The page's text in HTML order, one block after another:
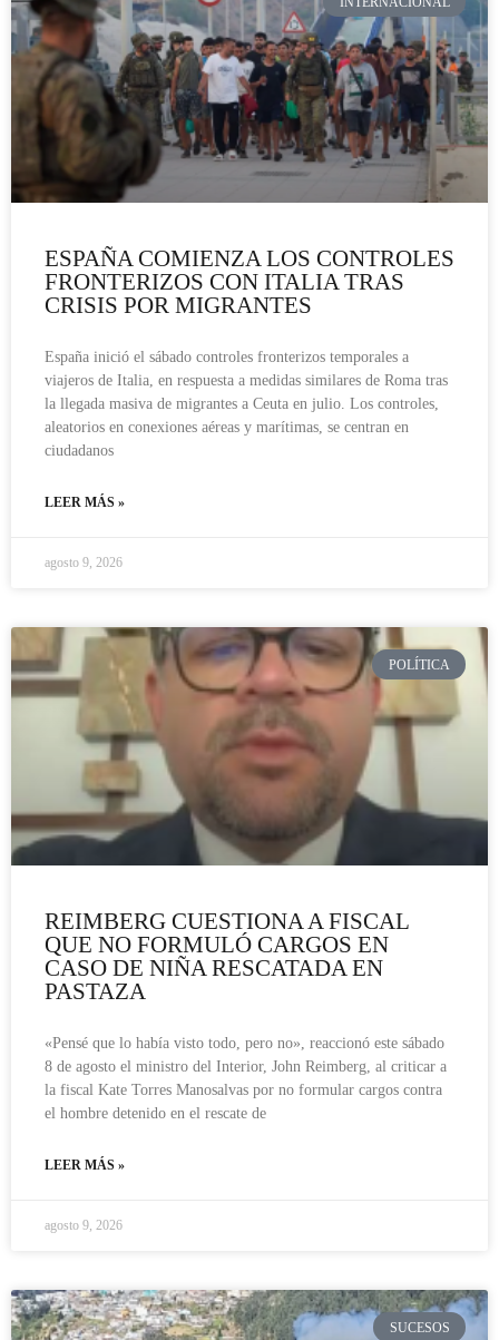
ESPAÑA COMIENZA LOS CONTROLES
FRONTERIZOS CON ITALIA TRAS
CRISIS POR MIGRANTES
España inició el sábado controles fronterizos temporales a
viajeros de Italia, en respuesta a medidas similares de Roma tras
la llegada masiva de migrantes a Ceuta en julio. Los controles,
aleatorios en conexiones aéreas y marítimas, se centran en
ciudadanos
LEER MÁS »
agosto 9, 2026
POLÍTICA
REIMBERG CUESTIONA A FISCAL
QUE NO FORMULÓ CARGOS EN
CASO DE NIÑA RESCATADA EN
PASTAZA
«Pensé que lo había visto todo, pero no», reaccionó este sábado
8 de agosto el ministro del Interior, John Reimberg, al criticar a
la fiscal Kate Torres Manosalvas por no formular cargos contra
el hombre detenido en el rescate de
LEER MÁS »
agosto 9, 2026
SUCESOS